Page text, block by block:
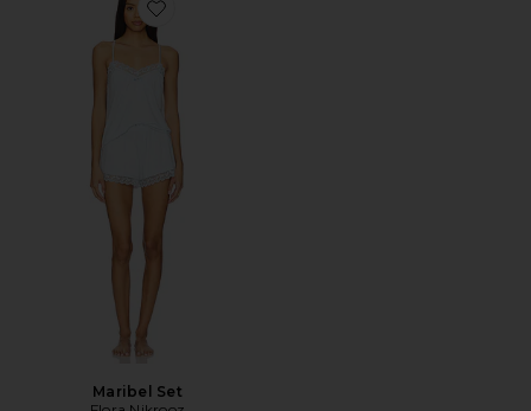
Favorite Maribel Set
Maribel Set